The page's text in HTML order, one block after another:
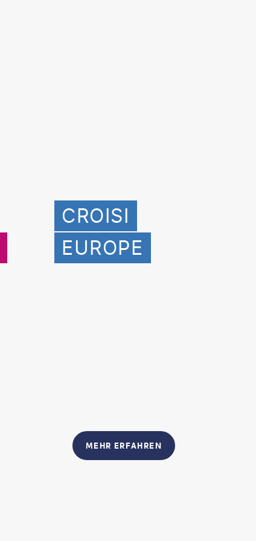
CROISI
EUROPE
MEHR ERFAHREN